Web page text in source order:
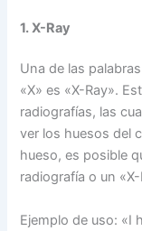
1. X-Ray
Una de las
«X» es «X-Ray».
radiografías, las
ver los huesos del
hueso, es posible
radiografía o un «X-
Ejemplo de uso: «I